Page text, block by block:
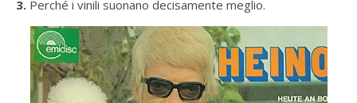
3. Perché i vinili suonano decisamente meglio.